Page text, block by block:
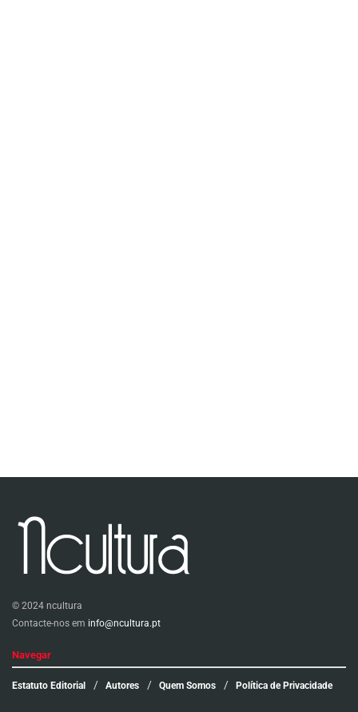
© 2024 ncultura
Contacte-nos em info@ncultura.pt
Navegar
Estatuto Editorial Autores Quem Somos Política de Privacidade